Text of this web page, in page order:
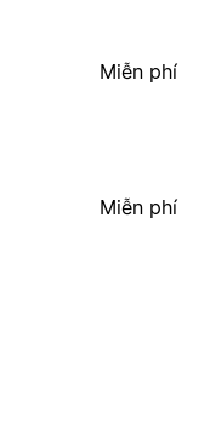
Miễn phí
Miễn phí